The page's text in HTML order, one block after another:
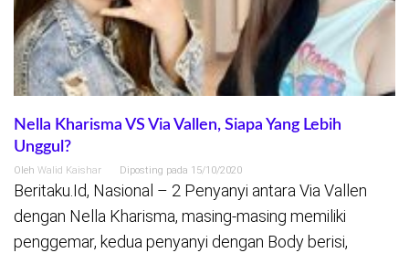
Nella Kharisma VS Via Vallen, Siapa Yang Lebih
Unggul?
Oleh Walid Kaishar Diposting pada 15/10/2020
Beritaku.Id, Nasional – 2 Penyanyi antara Via Vallen
dengan Nella Kharisma, masing-masing memiliki
penggemar, kedua penyanyi dengan Body berisi,